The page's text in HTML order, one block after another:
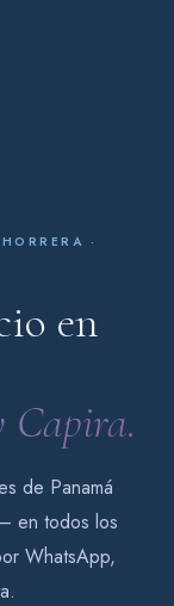
·
en
de Panamá
en todos los
WhatsApp,